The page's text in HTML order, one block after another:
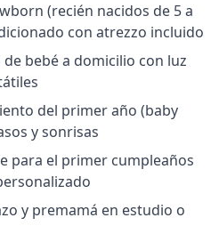
(recién nacidos de 5 a
con atrezzo incluido
bebé a domicilio con luz
del primer año (baby
y sonrisas
para el primer cumpleaños
y premamá en estudio o